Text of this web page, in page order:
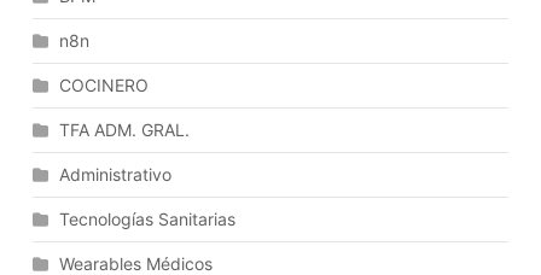
Documentos
La
Sus
n8n
COCINERO
TFA ADM. GRAL.
Administrativo
Tecnologías Sanitarias
Wearables Médicos